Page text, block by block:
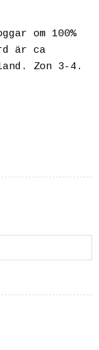
om 100%
är ca
Zon 3-4.